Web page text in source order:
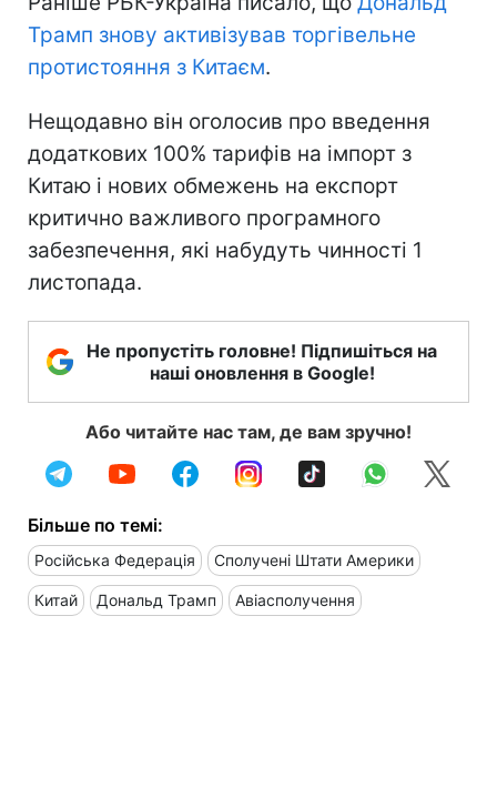
Трамп знову активізував торгівельне
протистояння з Китаєм.
Нещодавно він оголосив про введення
додаткових 100% тарифів на імпорт з
Китаю і нових обмежень на експорт
критично важливого програмного
забезпечення, які набудуть чинності 1
листопада.
Не пропустіть головне! Підпишіться на
наші оновлення в Google!
Або читайте нас там, де вам зручно!
Більше по темі:
Російська Федерація Сполучені Штати Америки
Китай Дональд Трамп Авіасполучення